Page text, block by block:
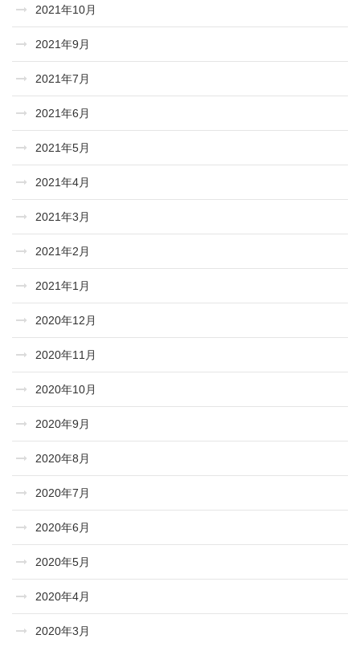
2021年10月
2021年9月
2021年7月
2021年6月
2021年5月
2021年4月
2021年3月
2021年2月
2021年1月
2020年12月
2020年11月
2020年10月
2020年9月
2020年8月
2020年7月
2020年6月
2020年5月
2020年4月
2020年3月